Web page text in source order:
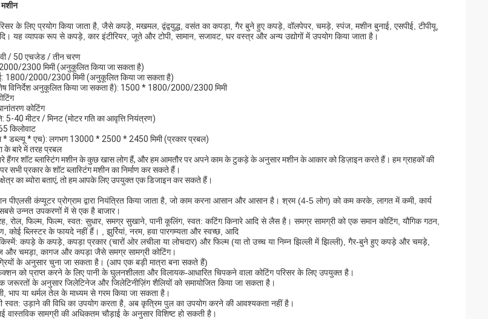
मशीन
के लिए प्रयोग किया जाता है, जैसे कपड़े, मखमल, द्वंद्वयुद्ध, वसंत का कपड़ा, गैर बुने हुए कपड़े, वॉलपेपर, चमड़े, स्पंज, मशीन बुनाई, एसपीई, टीपीयू,
यह व्यापक रूप से कपड़े, कार इंटीरियर, जूते और टोपी, सामान, सजावट, घर वस्त्र और अन्य उद्योगों में उपयोग किया जाता है।
वी / 50 एचजेड / तीन चरण
2300 मिमी (अनुकूलित किया जा सकता है)
1800/2000/2300 मिमी (अनुकूलित किया जा सकता है)
विनिर्देश अनुकूलित किया जा सकता है): 1500 * 1800/2000/2300 मिमी
कोटिंग
5-40 मीटर / मिनट (मोटर गति का आवृत्ति नियंत्रण)
किलोवाट
* डब्ल्यू * एच): लगभग 13000 * 2500 * 2450 मिमी (प्रकार प्रबल)
के बारे में तरह प्रबल
हैंगर शॉट ब्लास्टिंग मशीन के कुछ खास लोग हैं, और हम आमतौर पर अपने काम के टुकड़े के अनुसार मशीन के आकार को डिज़ाइन करते हैं। हम ग्राहकों की
प्रकार के शॉट ब्लास्टिंग मशीन का निर्माण कर सकते हैं।
का ब्योरा बताएं, तो हम आपके लिए उपयुक्त एक डिजाइन कर सकते हैं।
पीएलसी कंप्यूटर प्रोग्राम द्वारा नियंत्रित किया जाता है, जो काम करना आसान और आसान है। श्रम (4-5 लोग) को कम करके, लागत में कमी, कार्य
उन्नत उपकरणों में से एक है बाजार।
रोल, फिल्म, फिल्म, स्वत: सुधार, समग्र सुखाने, पानी कूलिंग, स्वत: कटिंग किनारे आदि से लैस है। समग्र सामग्री को एक समान कोटिंग, यौगिक गठन,
कोई ब्लिस्टर के फायदे नहीं हैं। , झुर्रियां, नरम, हवा पारगम्यता और स्वच्छ, आदि
किस्में: कपड़े के कपड़े, कपड़ा प्रकार (चारों ओर लचीला या लोचदार) और फिल्म (या तो उच्च या निम्न झिल्ली में झिल्ली), गैर-बुने हुए कपड़े और चमड़े,
चमड़ा, कागज और कपड़ा जैसे समग्र सामग्री कोटिंग।
के अनुसार चुना जा सकता है। (आप एक बड़ी मात्रा बना सकते हैं)
को प्राप्त करने के लिए पानी के घुलनशीलता और विलायक-आधारित चिपकने वाला कोटिंग परिसर के लिए उपयुक्त है।
जरूरतों के अनुसार जिलेटिनेज और जिलेटिनीज़िंग शैलियों को समायोजित किया जा सकता है।
भाप या थर्मल तेल के माध्यम से गरम किया जा सकता है।
स्वत: उड़ाने की विधि का उपयोग करता है, अब कृत्रिम पुल का उपयोग करने की आवश्यकता नहीं है।
वास्तविक सामग्री की अधिकतम चौड़ाई के अनुसार विशिष्ट हो सकती है।